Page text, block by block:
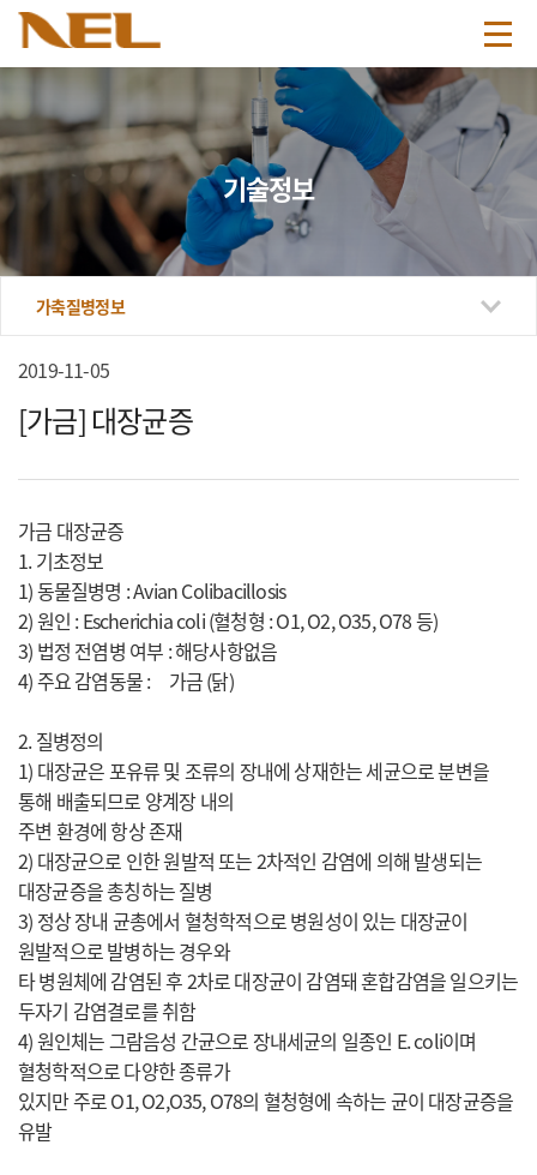
기술정보
가축질병정보
2019-11-05
[가금] 대장균증
가금 대장균증
1. 기초정보
1) 동물질병명 : Avian Colibacillosis
2) 원인 : Escherichia coli (혈청형 : O1, O2, O35, O78 등)
3) 법정 전염병 여부 : 해당사항없음
4) 주요 감염동물 : 가금 (닭)
2. 질병정의
1) 대장균은 포유류 및 조류의 장내에 상재한는 세균으로 분변을
통해 배출되므로 양계장 내의
주변 환경에 항상 존재
2) 대장균으로 인한 원발적 또는 2차적인 감염에 의해 발생되는
대장균증을 총칭하는 질병
3) 정상 장내 균총에서 혈청학적으로 병원성이 있는 대장균이
원발적으로 발병하는 경우와
타 병원체에 감염된 후 2차로 대장균이 감염돼 혼합감염을 일으키는
두자기 감염결로를 취함
4) 원인체는 그람음성 간균으로 장내세균의 일종인 E. coli이며
혈청학적으로 다양한 종류가
있지만 주로 O1, O2,O35, O78의 혈청형에 속하는 균이 대장균증을
유발